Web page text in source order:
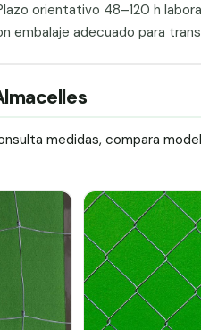
orientativo 48–120 h
embalaje adecuado para
medidas, compara